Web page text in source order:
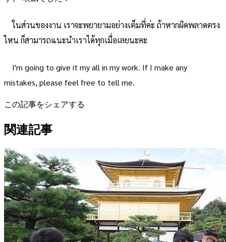
ในส่วนของงาน เราจะพยายามอย่างเต็มที่ค่ะ ถ้าหากผิดพลาดตรง
ไหน ก็สามารถแนะนำเราได้ทุกเมื่อเลยนะคะ
I'm going to give it my all in my work. If I make any
mistakes, please feel free to tell me.
この記事をシェアする
関連記事